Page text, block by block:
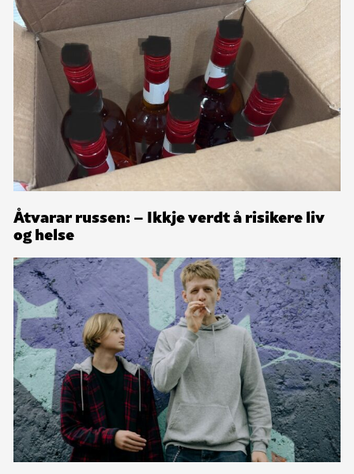
Åtvarar russen: – Ikkje verdt å risikere liv
og helse